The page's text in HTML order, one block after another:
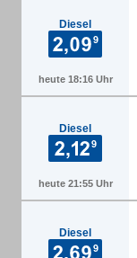
Diesel
heute 18:16 Uhr
Diesel
heute 21:55 Uhr
Diesel